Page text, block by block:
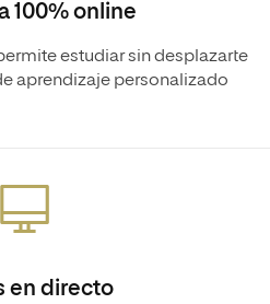
100% online
estudiar sin desplazarte
aprendizaje personalizado
en directo